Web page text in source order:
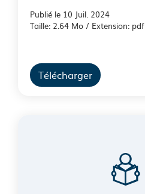
Publié le 10 Juil. 2024
Taille: 2.64 Mo / Extension: pdf
Télécharger